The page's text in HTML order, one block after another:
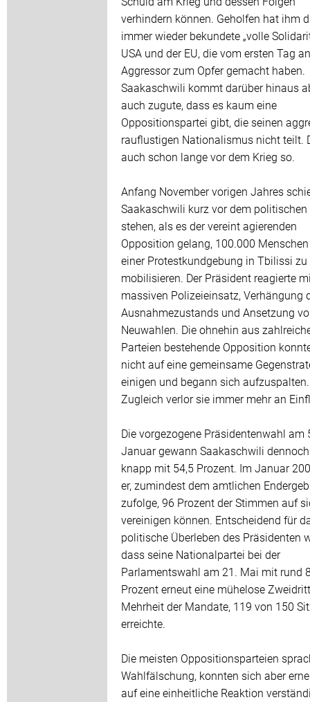
verhindern können. Geholfen hat ihm
immer wieder bekundete „volle
USA und der EU, die vom ersten Tag
Aggressor zum Opfer gemacht haben.
Saakaschwili kommt darüber hinaus
auch zugute, dass es kaum eine
Oppositionspartei gibt, die seinen
rauflustigen Nationalismus nicht teilt.
auch schon lange vor dem Krieg so.
Anfang November vorigen Jahres
Saakaschwili kurz vor dem politischen
stehen, als es der vereint agierenden
Opposition gelang, 100.000
einer Protestkundgebung in Tbilissi zu
mobilisieren. Der Präsident reagierte
massiven Polizeieinsatz, Verhängung
Ausnahmezustands und Ansetzung
Neuwahlen. Die ohnehin aus
Parteien bestehende Opposition
nicht auf eine gemeinsame
einigen und begann sich aufzuspalten.
Zugleich verlor sie immer mehr an
Die vorgezogene Präsidentenwahl am
Januar gewann Saakaschwili
knapp mit 54,5 Prozent. Im Januar
er, zumindest dem amtlichen
zufolge, 96 Prozent der Stimmen auf
vereinigen können. Entscheidend für
politische Überleben des Präsidenten
dass seine Nationalpartei bei der
Parlamentswahl am 21. Mai mit rund
Prozent erneut eine mühelose
Mehrheit der Mandate, 119 von 150
erreichte.
Die meisten Oppositionsparteien
Wahlfälschung, konnten sich aber
auf eine einheitliche Reaktion